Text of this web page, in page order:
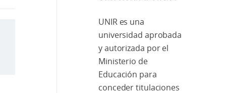
UNIR es una
universidad aprobada
y autorizada por el
Ministerio de
Educación para
conceder titulaciones